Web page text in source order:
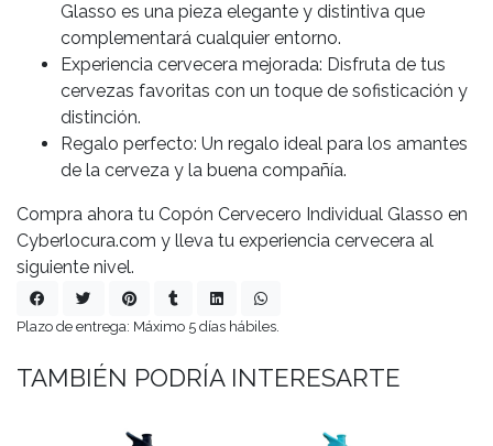
Glasso es una pieza elegante y distintiva que
complementará cualquier entorno.
Experiencia cervecera mejorada: Disfruta de tus
cervezas favoritas con un toque de sofisticación y
distinción.
Regalo perfecto: Un regalo ideal para los amantes
de la cerveza y la buena compañía.
Compra ahora tu Copón Cervecero Individual Glasso en
Cyberlocura.com y lleva tu experiencia cervecera al
siguiente nivel.
Plazo de entrega: Máximo 5 días hábiles.
TAMBIÉN PODRÍA INTERESARTE